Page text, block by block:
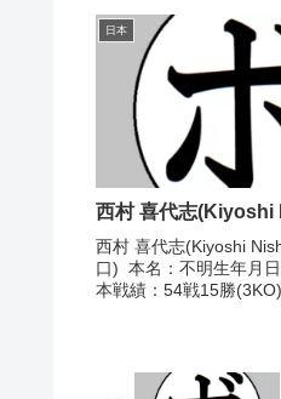
1957/03/30 ●4R判定 (
一郎...
日本
西村 喜代志(Kiyoshi
西村 喜代志(Kiyoshi
口) 本名：不明生年月
本戦績：54戦15勝